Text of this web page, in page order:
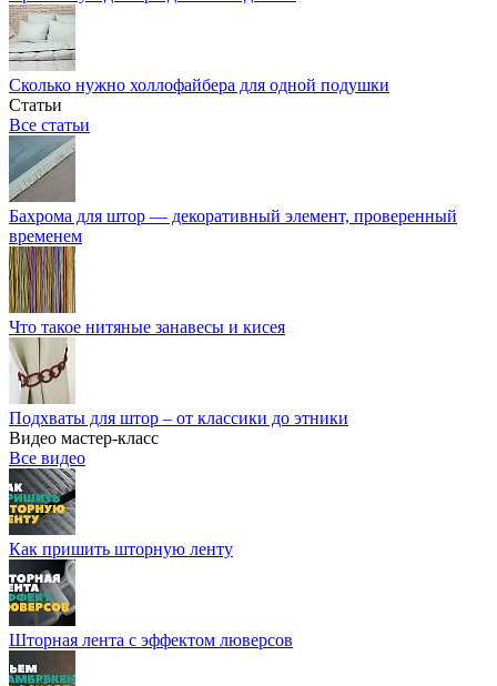
Сколько нужно холлофайбера для одной подушки
Статьи
Все статьи
Бахрома для штор — декоративный элемент, проверенный
временем
Что такое нитяные занавесы и кисея
Подхваты для штор – от классики до этники
Видео мастер-класс
Все видео
Как пришить шторную ленту
Шторная лента с эффектом люверсов